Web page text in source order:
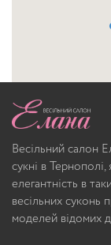
Весільний салон
сукні в Тернополі,
елегантність в
весільних суконь
моделей відомих